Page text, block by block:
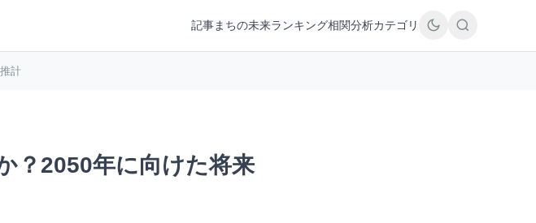
記事まちの未来ランキング相関分析カテゴリ
計
？2050年に向けた将来